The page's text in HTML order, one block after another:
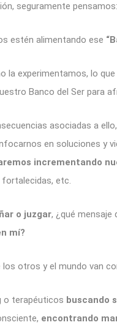
seguramente pensamos:
estén alimentando ese
la experimentamos, lo
Banco del Ser para
asociadas a ello,
en soluciones y
incrementando
fortalecidas, etc.
o juzgar, ¿qué mensaje
mí?
otros y el mundo van
o terapéuticos buscando
encontrando